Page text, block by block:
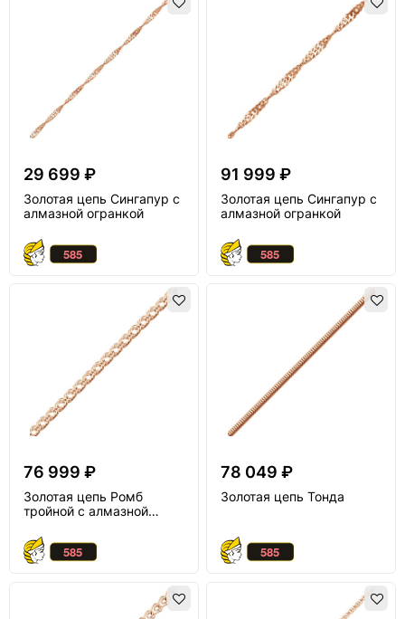
29 699 ₽
Золотая цепь Сингапур с
алмазной огранкой
91 999 ₽
Золотая цепь Сингапур с
алмазной огранкой
76 999 ₽
Золотая цепь Ромб
тройной с алмазной
78 049 ₽
Золотая цепь Тонда